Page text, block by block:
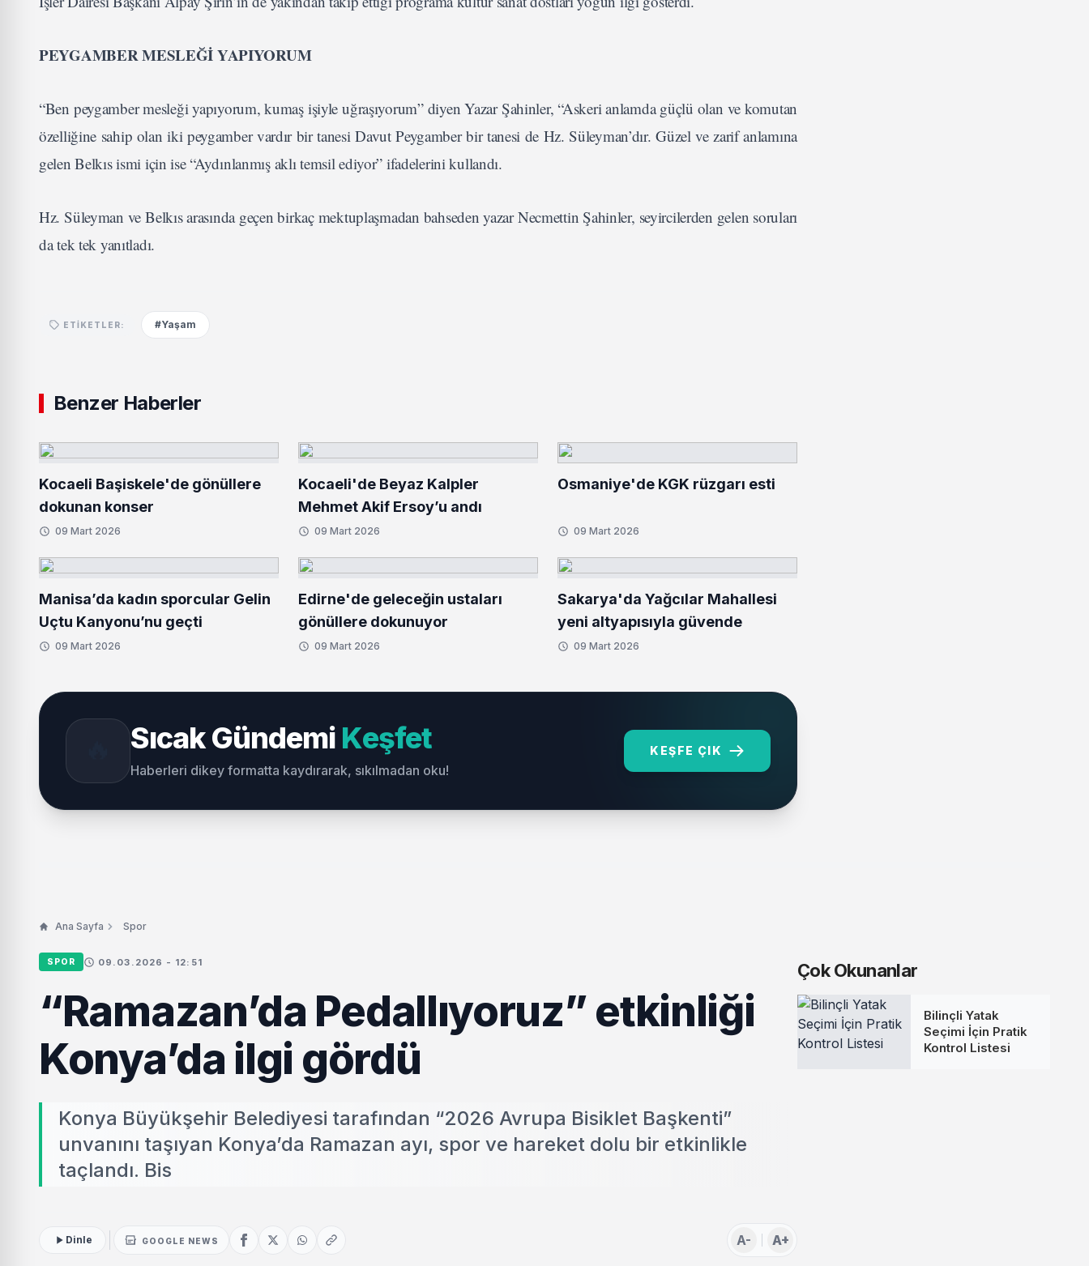
PEYGAMBER MESLEĞİ YAPIYORUM
“Ben peygamber mesleği yapıyorum, kumaş işiyle uğraşıyorum” diyen Yazar Şahinler, “Askeri anlamda güçlü olan ve komutan
özelliğine sahip olan iki peygamber vardır bir tanesi Davut Peygamber bir tanesi de Hz. Süleyman’dır. Güzel ve zarif anlamına
gelen Belkıs ismi için ise “Aydınlanmış aklı temsil ediyor” ifadelerini kullandı.
Hz. Süleyman ve Belkıs arasında geçen birkaç mektuplaşmadan bahseden yazar Necmettin Şahinler, seyircilerden gelen soruları
da tek tek yanıtladı.
ETIKETLER: #Yaşam
Benzer Haberler
Kocaeli Başiskele'de gönüllere
dokunan konser
09 Mart 2026
Kocaeli'de Beyaz Kalpler
Mehmet Akif Ersoy’u andı
09 Mart 2026
Osmaniye'de KGK rüzgarı esti
09 Mart 2026
Manisa’da kadın sporcular Gelin
Uçtu Kanyonu’nu geçti
09 Mart 2026
Edirne'de geleceğin ustaları
gönüllere dokunuyor
09 Mart 2026
Sakarya'da Yağcılar Mahallesi
yeni altyapısıyla güvende
09 Mart 2026
Sıcak Gündemi Keşfet
Haberleri dikey formatta kaydırarak, sıkılmadan oku!
KEŞFE ÇIK
Ana Sayfa Spor
SPOR 09.03.2026 - 12:51
“Ramazan’da Pedallıyoruz” etkinliği
Konya’da ilgi gördü
Konya Büyükşehir Belediyesi tarafından “2026 Avrupa Bisiklet Başkenti”
unvanını taşıyan Konya’da Ramazan ayı, spor ve hareket dolu bir etkinlikle
taçlandı. Bis
Dinle GOOGLE NEWS A- A+
Çok Okunanlar
Bilinçli Yatak
Seçimi İçin Pratik
Kontrol Listesi